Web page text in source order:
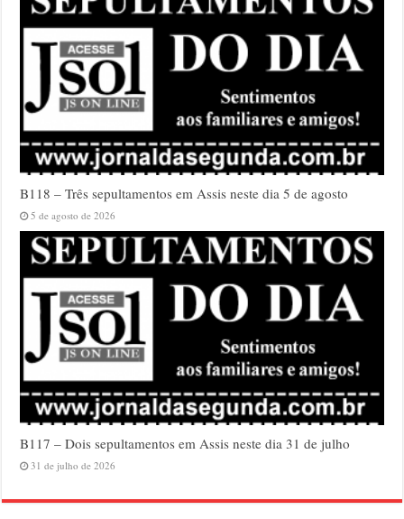
B118 – Três sepultamentos em Assis neste dia 5 de agosto
5 de agosto de 2026
B117 – Dois sepultamentos em Assis neste dia 31 de julho
31 de julho de 2026